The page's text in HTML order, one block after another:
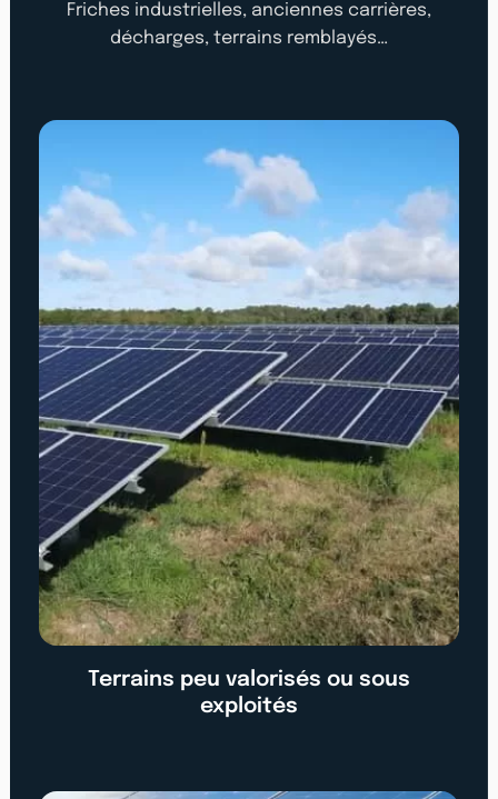
Friches industrielles, anciennes carrières,
décharges, terrains remblayés…
Terrains peu valorisés ou sous
exploités